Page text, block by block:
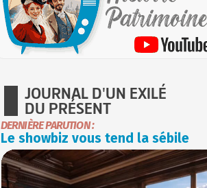
JOURNAL D'UN EXILÉ
DU PRÉSENT
DERNIÈRE PARUTION :
Le showbiz vous tend la sébile